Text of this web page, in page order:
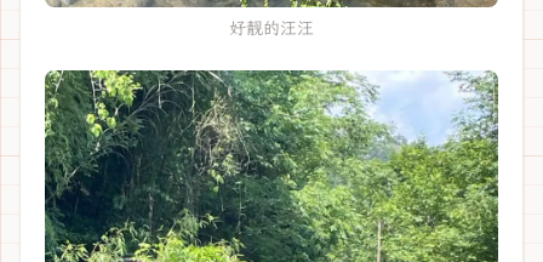
好靓的汪汪